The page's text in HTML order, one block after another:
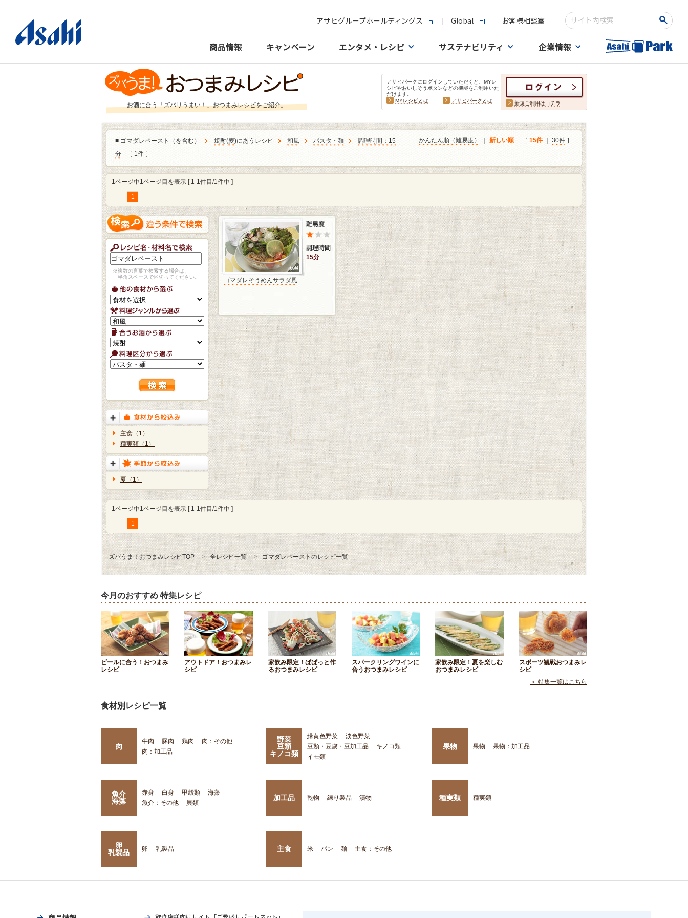
アサヒグループホールディングス Global お客様相談室
検索キーワード入力
商品情報 キャンペーン エンタメ・レシピ サステナビリティ 企業情報
お酒に合う「ズバリうまい！」おつまみレシピをご紹介。
アサヒパークにログインしていただくと、MYレ
シピやおいしそうボタンなどの機能をご利用いた
だけます。
MYレシピとは
アサヒパークとは 新規ご利用はコチラ
■ ゴマダレペースト（を含む） 焼酎(麦)にあうレシピ 和風 パスタ・麺
調理時間：15
分
［ 1件 ］
かんたん順（難易度） 新しい順 ［ 15件｜ 30件 ］
1ページ中1ページ目を表示 [ 1-1件目/1件中 ]
1
※複数の言葉で検索する場合は、
半角スペースで区切ってください。
主食（1）
種実類（1）
夏（1）
15分
ゴマダレそうめんサラダ風
1ページ中1ページ目を表示 [ 1-1件目/1件中 ]
1
ズバうま！おつまみレシピTOP 全レシピ一覧 ゴマダレペーストのレシピ一覧
今月のおすすめ 特集レシピ
ビールに合う！おつまみ
レシピ
アウトドア！おつまみレ
シピ
家飲み限定！ぱぱっと作
るおつまみレシピ
スパークリングワインに
合うおつまみレシピ
家飲み限定！夏を楽しむ
おつまみレシピ
スポーツ観戦おつまみレ
シピ
＞ 特集一覧はこちら
食材別レシピ一覧
肉
牛肉 豚肉 鶏肉
肉：その他
肉：加工品
野菜
豆類
キノコ類
緑黄色野菜
淡色野菜
豆類・豆腐・豆加工品
キノコ類
イモ類
果物 果物 果物：加工品
魚介
海藻
赤身 白身 甲殻類
海藻
魚介：その他
貝類
加工品 乾物 練り製品 漬物 種実類 種実類
卵
乳製品
卵 乳製品 主食 米 パン 麺 主食：その他